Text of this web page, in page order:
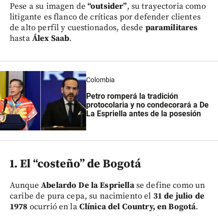
Pese a su imagen de “outsider”, su trayectoria como
litigante es flanco de críticas por defender clientes
de alto perfil y cuestionados, desde paramilitares
hastaÁlex Saab.
Colombia
Petro romperá la tradición
protocolaria y no condecorará a De
La Espriella antes de la posesión
1. El “costeño” de Bogotá
AunqueAbelardo De la Espriellase define como un
caribe de pura cepa, su nacimiento el 31 de julio de
1978 ocurrió en laClínica del Country, en Bogotá.